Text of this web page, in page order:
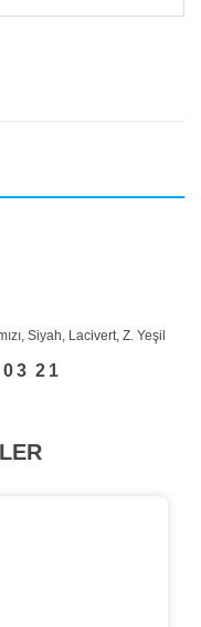
Siyah, Lacivert, Z. Yeşil
21